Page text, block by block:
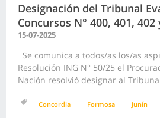
Designación del Tribunal
Concursos N° 400, 401, 402
15-07-2025
Se comunica a todos/as los/as
Resolución ING N° 50/25 el
Nación resolvió designar al
Concordia Formosa Junín